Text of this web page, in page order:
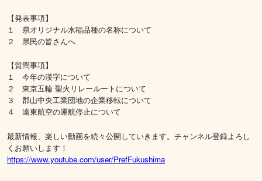
【発表事項】
１ 県オリジナル水稲品種の名称について
２ 県民の皆さんへ
【質問事項】
１ 今年の漢字について
２ 東京五輪 聖火リレールートについて
３ 郡山中央工業団地の企業移転について
４ 遠東航空の運航停止について
最新情報、楽しい動画を続々公開していきます。チャンネル登録よろし
くお願いします！
https://www.youtube.com/user/PrefFukushima